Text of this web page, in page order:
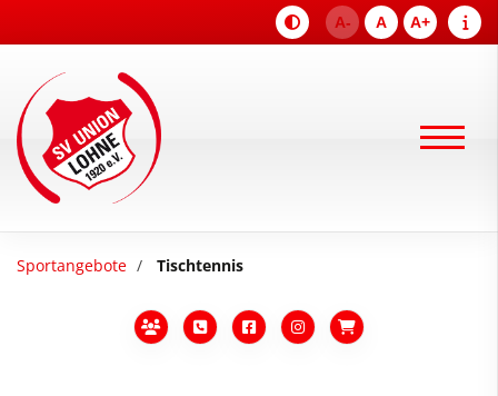
A- A A+
Sportangebote Tischtennis